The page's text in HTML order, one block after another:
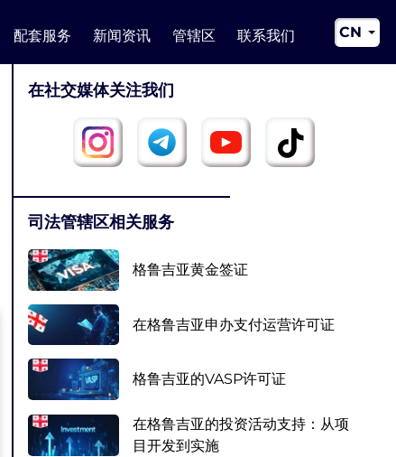
配套服务 新闻资讯 管辖区 联系我们
CN
EN
在社交媒体关注我们
司法管辖区相关服务
格鲁吉亚黄金签证
在格鲁吉亚申办支付运营许可证
格鲁吉亚的VASP许可证
在格鲁吉亚的投资活动支持：从项
目开发到实施